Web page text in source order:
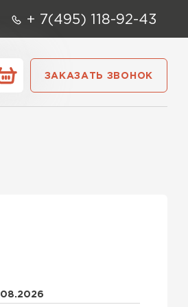
+ 7(495) 118-92-43
ЗАКАЗАТЬ ЗВОНОК
Контакты